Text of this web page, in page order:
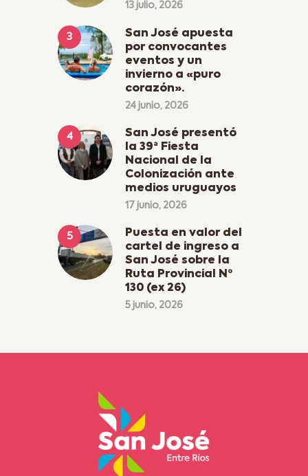
13 julio, 2026
San José apuesta
por convocantes
eventos y un
invierno a «puro
corazón».
24 junio, 2026
San José presentó
la 39ª Fiesta
Nacional de la
Colonización ante
medios uruguayos
17 junio, 2026
Puesta en valor del
cartel de ingreso a
San José sobre la
Ruta Provincial Nº
130 (ex 26)
5 junio, 2026